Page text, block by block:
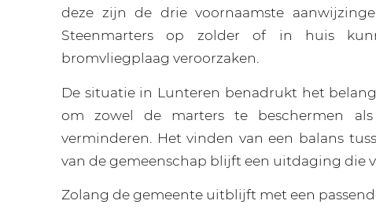
deze zijn de drie voornaamste
Steenmarters op zolder of in huis
bromvliegplaag veroorzaken.
De situatie in Lunteren benadrukt het
om zowel de marters te beschermen
verminderen. Het vinden van een balans
van de gemeenschap blijft een uitdaging die
Zolang de gemeente uitblijft met een